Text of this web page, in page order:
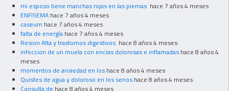
mi esposo tiene manchas rojas en las piernas hace 7 años 4 meses
ENFISEMA hace 7 años 4 meses
caseum hace 7 años 4 meses
falta de energía hace 7 años 4 meses
Resion Alta y trastornos digestivos hace 8 años 4 meses
infeccion de un muela con encias dolorosas e inflamadas hace 8 años 4
meses
momentos de ansiedad en los hace 8 años 4 meses
Quistes de agua y doloroso en los senos hace 8 años 4 meses
Consulta de hace 8 años 4 meses